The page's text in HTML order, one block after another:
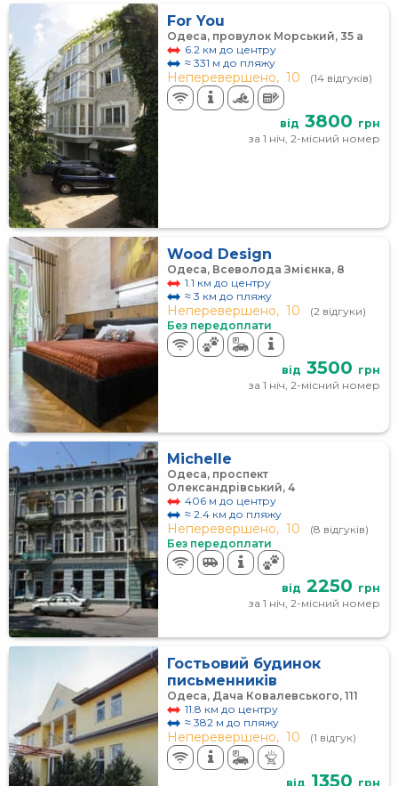
For You
Одеса, провулок Морський, 35 а
6.2 км до центру
≈ 331 м до пляжу
Неперевершено, 10 (14 відгуків)
від 3800 грн
за 1 ніч, 2-місний номер
Wood Design
Одеса, Всеволода Змієнка, 8
1.1 км до центру
≈ 3 км до пляжу
Неперевершено, 10
(2 відгуки)
Без передоплати
від 3500 грн
за 1 ніч, 2-місний номер
Michelle
Одеса, проспект
Олександрівський, 4
406 м до центру
≈ 2.4 км до пляжу
Неперевершено, 10
(8 відгуків)
Без передоплати
від 2250 грн
за 1 ніч, 2-місний номер
Гостьовий будинок
письменників
Одеса, Дача Ковалевського, 111
11.8 км до центру
≈ 382 м до пляжу
Неперевершено, 10 (1 відгук)
від 1350 грн